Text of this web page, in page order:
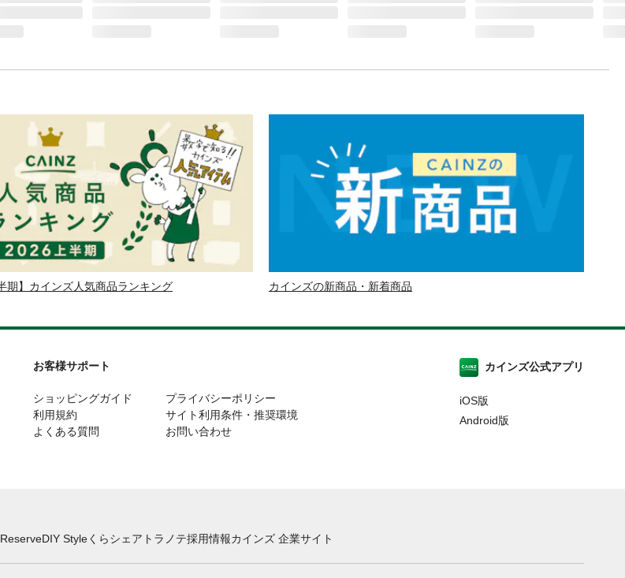
期】カインズ人気商品ランキング カインズの新商品・新着商品
お客様サポート
ショッピングガイド
利用規約
よくある質問
プライバシーポリシー
サイト利用条件・推奨環境
お問い合わせ
カインズ公式アプリ
iOS版
Android版
DIY Styleくらシェア トラノテ採用情報カインズ 企業サイト